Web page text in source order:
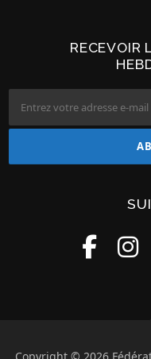
RECEVOIR
Copyright © 2026